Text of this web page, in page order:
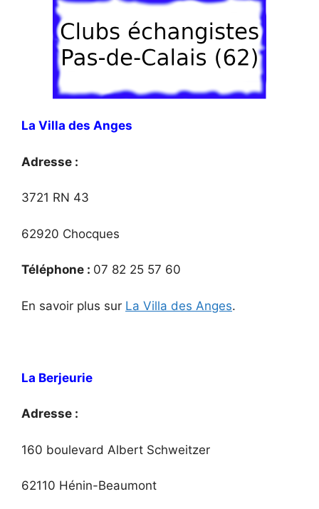
La Villa des Anges
Adresse :
3721 RN 43
62920 Chocques
Téléphone : 07 82 25 57 60
En savoir plus sur La Villa des Anges.
La Berjeurie
Adresse :
160 boulevard Albert Schweitzer
62110 Hénin-Beaumont